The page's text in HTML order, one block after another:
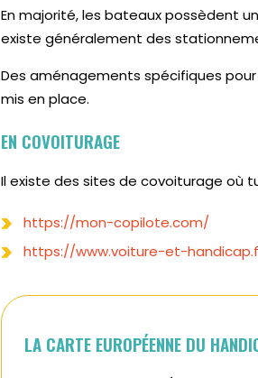
En majorité, les bateaux possèdent
existe généralement des
Des aménagements spécifiques
mis en place.
EN COVOITURAGE
Il existe des sites de covoiturage où
https://mon-copilote.com/
https://www.voiture-et-
LA CARTE EUROPÉENNE DU